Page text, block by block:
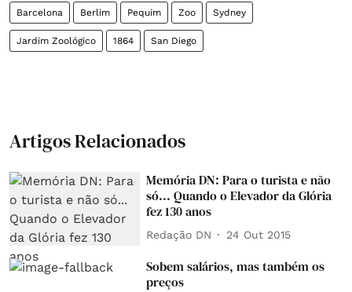
Barcelona Berlim Pequim Zoo Sydney
Jardim Zoológico 1864 San Diego
Artigos Relacionados
Memória DN: Para o turista e não
só... Quando o Elevador da Glória
fez 130 anos
Redação DN 24 Out 2015
Sobem salários, mas também os
preços